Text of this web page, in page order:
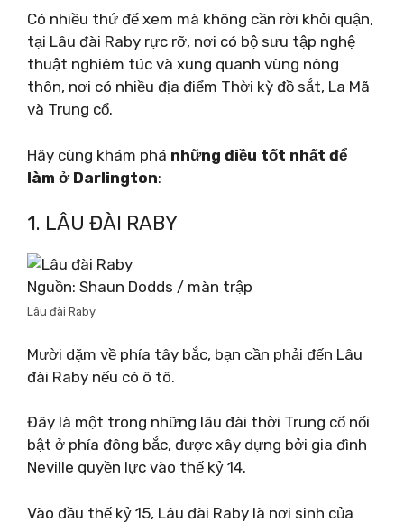
Có nhiều thứ để xem mà không cần rời khỏi quận,
tại Lâu đài Raby rực rỡ, nơi có bộ sưu tập nghệ
thuật nghiêm túc và xung quanh vùng nông
thôn, nơi có nhiều địa điểm Thời kỳ đồ sắt, La Mã
và Trung cổ.
Hãy cùng khám phá những điều tốt nhất để
làm ở Darlington:
1. LÂU ĐÀI RABY
Nguồn: Shaun Dodds / màn trập
Lâu đài Raby
Mười dặm về phía tây bắc, bạn cần phải đến Lâu
đài Raby nếu có ô tô.
Đây là một trong những lâu đài thời Trung cổ nổi
bật ở phía đông bắc, được xây dựng bởi gia đình
Neville quyền lực vào thế kỷ 14.
Vào đầu thế kỷ 15, Lâu đài Raby là nơi sinh của